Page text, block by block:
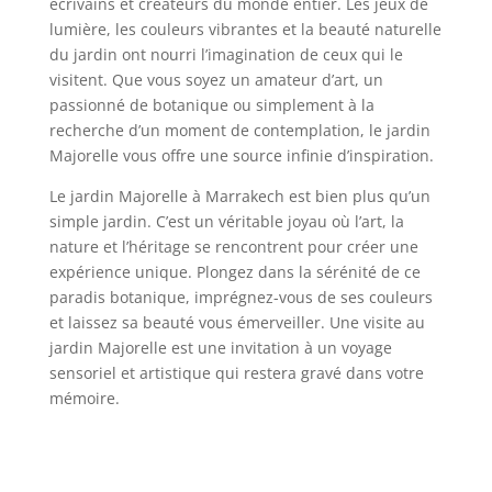
lumière, les couleurs vibrantes et la beauté naturelle
du jardin ont nourri l’imagination de ceux qui le
visitent. Que vous soyez un amateur d’art, un
passionné de botanique ou simplement à la
recherche d’un moment de contemplation, le jardin
Majorelle vous offre une source infinie d’inspiration.
Le jardin Majorelle à Marrakech est bien plus qu’un
simple jardin. C’est un véritable joyau où l’art, la
nature et l’héritage se rencontrent pour créer une
expérience unique. Plongez dans la sérénité de ce
paradis botanique, imprégnez-vous de ses couleurs
et laissez sa beauté vous émerveiller. Une visite au
jardin Majorelle est une invitation à un voyage
sensoriel et artistique qui restera gravé dans votre
mémoire.